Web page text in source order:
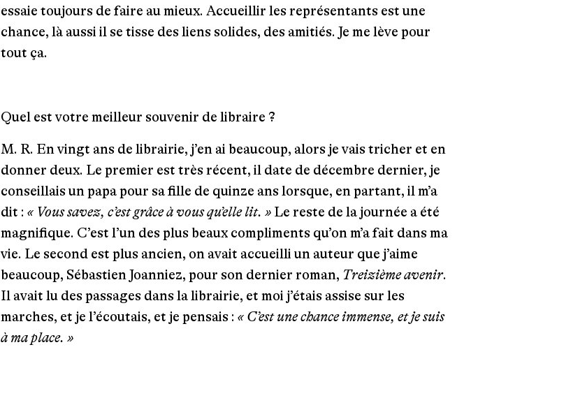
essaie toujours de faire au mieux. Accueillir les représentants est une
chance, là aussi il se tisse des liens solides, des amitiés. Je me lève pour
tout ça.
Quel est votre meilleur souvenir de libraire ?
M. R. En vingt ans de librairie, j’en ai beaucoup, alors je vais tricher et en
donner deux. Le premier est très récent, il date de décembre dernier, je
conseillais un papa pour sa fille de quinze ans lorsque, en partant, il m’a
dit : « Vous savez, c’est grâce à vous qu’elle lit. » Le reste de la journée a été
magnifique. C’est l’un des plus beaux compliments qu’on m’a fait dans ma
vie. Le second est plus ancien, on avait accueilli un auteur que j’aime
beaucoup, Sébastien Joanniez, pour son dernier roman, Treizième avenir.
Il avait lu des passages dans la librairie, et moi j’étais assise sur les
marches, et je l’écoutais, et je pensais : « C’est une chance immense, et je suis
à ma place. »